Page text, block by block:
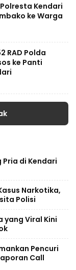
Kendari
ke Warga
RAD Polda
ke Panti
di Kendari
Narkotika,
Polisi
yang Viral Kini
Pencuri
Call